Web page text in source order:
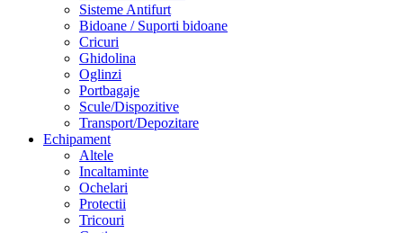
Sisteme Antifurt
Bidoane / Suporti bidoane
Cricuri
Ghidolina
Oglinzi
Portbagaje
Scule/Dispozitive
Transport/Depozitare
Echipament
Altele
Incaltaminte
Ochelari
Protectii
Tricouri